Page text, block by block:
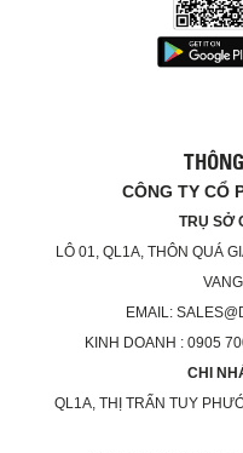
CÔNG TY CỔ
TRỤ SỞ
LÔ 01, QL1A, THÔN QUÁ
EMAIL:
KINH DOANH : 0905
CHI
QL1A, THỊ TRẤN TUY